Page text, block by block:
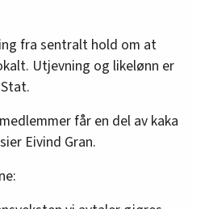
fra sentralt hold om at
Utjevning og likelønn er
får en del av kaka
Eivind Gran.